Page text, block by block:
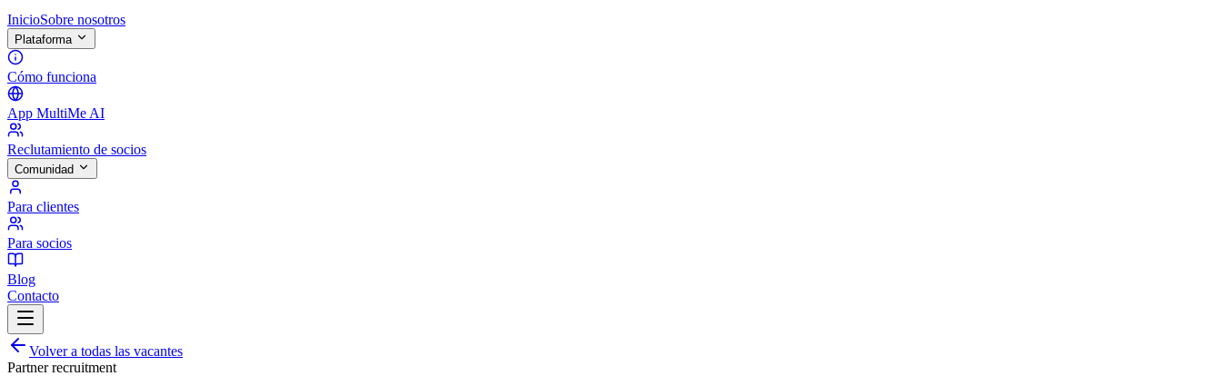
InicioSobre nosotros
Plataforma
Cómo funciona
App MultiMe AI
Reclutamiento de socios
Comunidad
Para clientes
Para socios
Blog
Contacto
Volver a todas las vacantes
Partner recruitment